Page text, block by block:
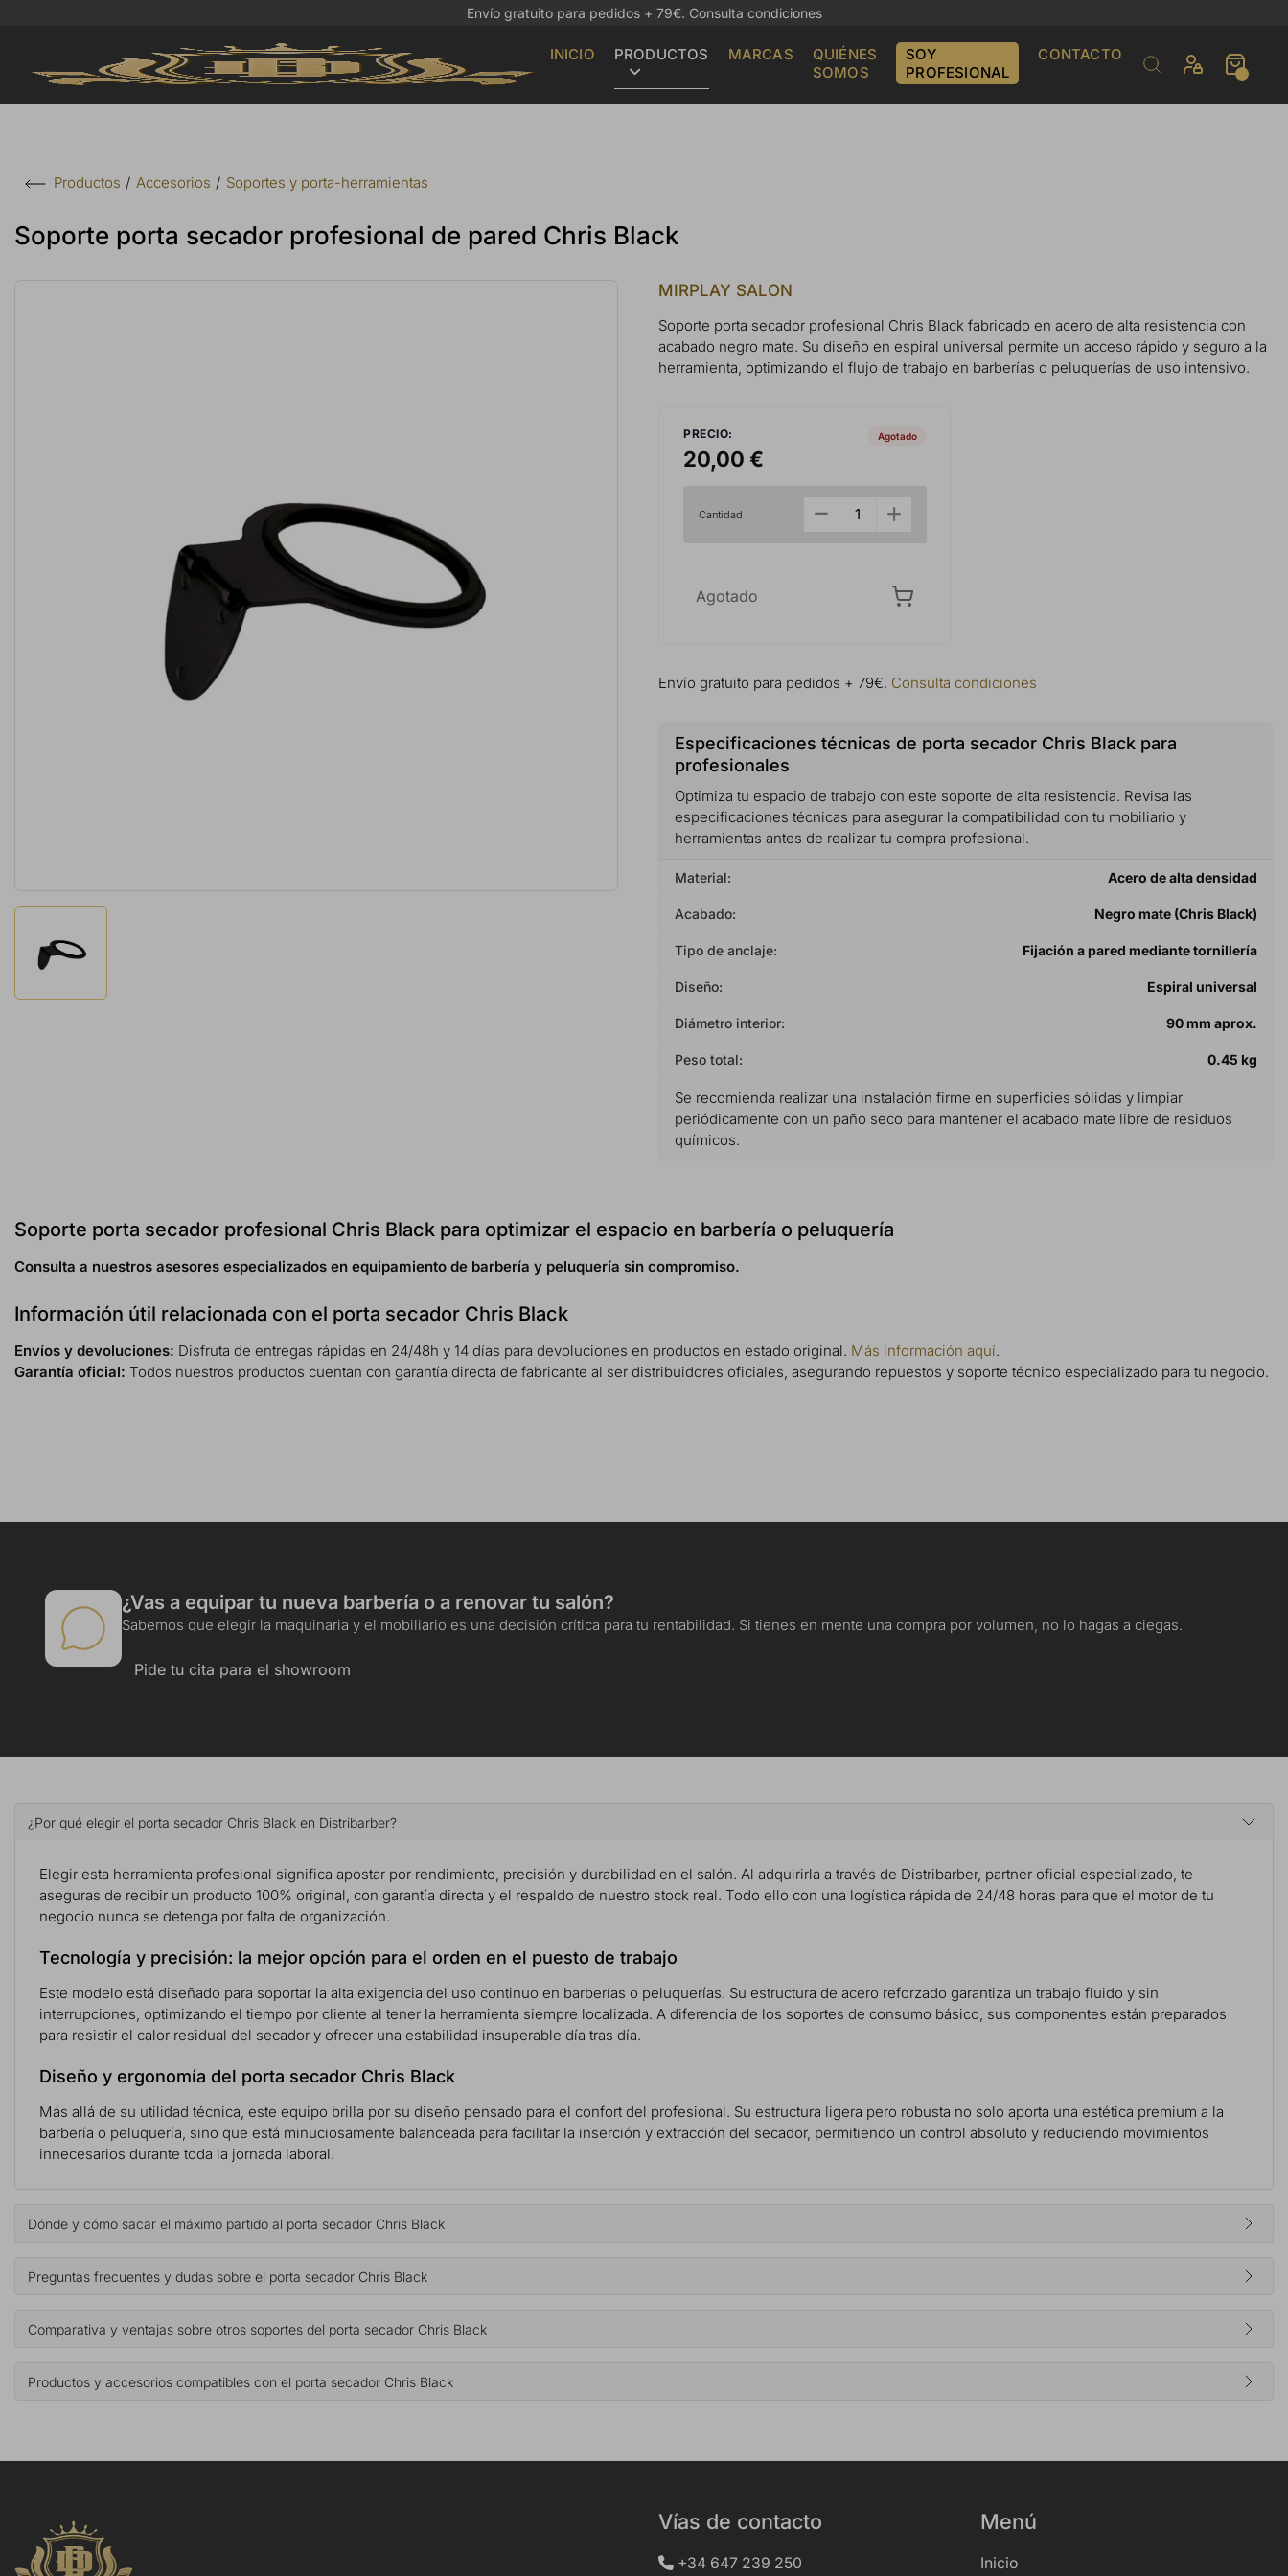
Envío gratuito para pedidos + 79€. Consulta condiciones
INICIO PRODUCTOS MARCAS
QUIÉNES
SOMOS
SOY
PROFESIONAL
CONTACTO
Productos Accesorios Soportes y porta-herramientas
Soporte porta secador profesional de pared Chris Black
MIRPLAY SALON
Soporte porta secador profesional Chris Black fabricado en acero de alta resistencia con
acabado negro mate. Su diseño en espiral universal permite un acceso rápido y seguro a la
herramienta, optimizando el flujo de trabajo en barberías o peluquerías de uso intensivo.
PRECIO:
20,00 €
Agotado
Cantidad
Agotado
Envío gratuito para pedidos + 79€. Consulta condiciones
Especificaciones técnicas de porta secador Chris Black para
profesionales
Optimiza tu espacio de trabajo con este soporte de alta resistencia. Revisa las
especificaciones técnicas para asegurar la compatibilidad con tu mobiliario y
herramientas antes de realizar tu compra profesional.
Material: Acero de alta densidad
Acabado: Negro mate (Chris Black)
Tipo de anclaje: Fijación a pared mediante tornillería
Diseño: Espiral universal
Diámetro interior: 90 mm aprox.
Peso total: 0.45 kg
Se recomienda realizar una instalación firme en superficies sólidas y limpiar
periódicamente con un paño seco para mantener el acabado mate libre de residuos
químicos.
Soporte porta secador profesional Chris Black para optimizar el espacio en barbería o peluquería
Consulta a nuestros asesores especializados en equipamiento de barbería y peluquería sin compromiso.
Información útil relacionada con el porta secador Chris Black
Envíos y devoluciones: Disfruta de entregas rápidas en 24/48h y 14 días para devoluciones en productos en estado original. Más información aquí.
Garantía oficial: Todos nuestros productos cuentan con garantía directa de fabricante al ser distribuidores oficiales, asegurando repuestos y soporte técnico especializado para tu negocio.
¿Vas a equipar tu nueva barbería o a renovar tu salón?
Sabemos que elegir la maquinaria y el mobiliario es una decisión crítica para tu rentabilidad. Si tienes en mente una compra por volumen, no lo hagas a ciegas.
Pide tu cita para el showroom
¿Por qué elegir el porta secador Chris Black en Distribarber?
Elegir esta herramienta profesional significa apostar por rendimiento, precisión y durabilidad en el salón. Al adquirirla a través de Distribarber, partner oficial especializado, te
aseguras de recibir un producto 100% original, con garantía directa y el respaldo de nuestro stock real. Todo ello con una logística rápida de 24/48 horas para que el motor de tu
negocio nunca se detenga por falta de organización.
Tecnología y precisión: la mejor opción para el orden en el puesto de trabajo
Este modelo está diseñado para soportar la alta exigencia del uso continuo en barberías o peluquerías. Su estructura de acero reforzado garantiza un trabajo fluido y sin
interrupciones, optimizando el tiempo por cliente al tener la herramienta siempre localizada. A diferencia de los soportes de consumo básico, sus componentes están preparados
para resistir el calor residual del secador y ofrecer una estabilidad insuperable día tras día.
Diseño y ergonomía del porta secador Chris Black
Más allá de su utilidad técnica, este equipo brilla por su diseño pensado para el confort del profesional. Su estructura ligera pero robusta no solo aporta una estética premium a la
barbería o peluquería, sino que está minuciosamente balanceada para facilitar la inserción y extracción del secador, permitiendo un control absoluto y reduciendo movimientos
innecesarios durante toda la jornada laboral.
Dónde y cómo sacar el máximo partido al porta secador Chris Black
Preguntas frecuentes y dudas sobre el porta secador Chris Black
Comparativa y ventajas sobre otros soportes del porta secador Chris Black
Productos y accesorios compatibles con el porta secador Chris Black
Vías de contacto
+34 647 239 250
Menú
Inicio